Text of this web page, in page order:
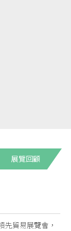
展覽回顧
先貿易展覽會，